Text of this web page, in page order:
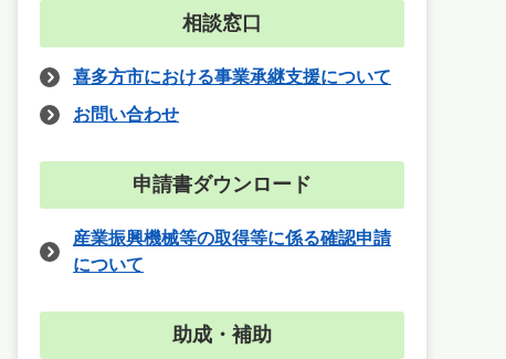
相談窓口
喜多方市における事業承継支援について
お問い合わせ
申請書ダウンロード
産業振興機械等の取得等に係る確認申請
について
助成・補助